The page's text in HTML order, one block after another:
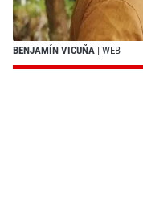
BENJAMÍN VICUÑA | WEB